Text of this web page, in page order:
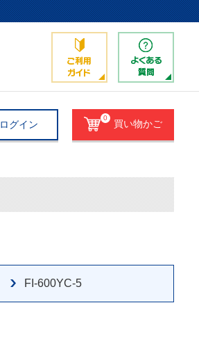
ログイン
0
買い物かご
FI-600YC-5